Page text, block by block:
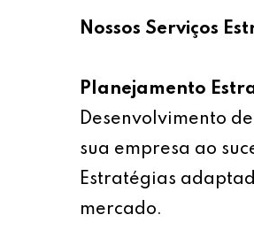
Nossos Serviços
Planejamento
Desenvolvimento
sua empresa ao
Estratégias
mercado.